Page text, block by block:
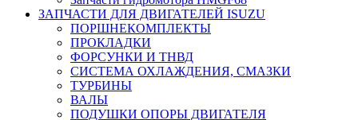
ЗАПЧАСТИ ДЛЯ ДВИГАТЕЛЕЙ ISUZU
ПОРШНЕКОМПЛЕКТЫ
ПРОКЛАДКИ
ФОРСУНКИ И ТНВД
СИСТЕМА ОХЛАЖДЕНИЯ, СМАЗКИ
ТУРБИНЫ
ВАЛЫ
ПОДУШКИ ОПОРЫ ДВИГАТЕЛЯ